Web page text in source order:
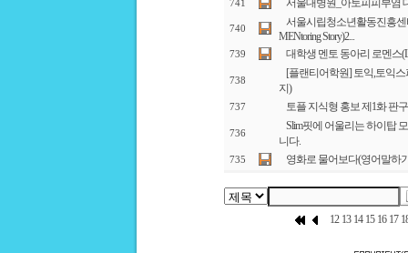
741 서울대병원_아토피피부염
740
서울시립청소년활동진흥센
MENtoring Story)2...
739 대학생 멘토 동아리 로멘스
738
[플랜티어학원] 토익,토익스
지)
737 토플 지식형 홍보 제1화 판
736
Slim핏에 어울리는 하이탑
니다.
735 영화로 물어보다(영어말하
12 13 14 15 16 17